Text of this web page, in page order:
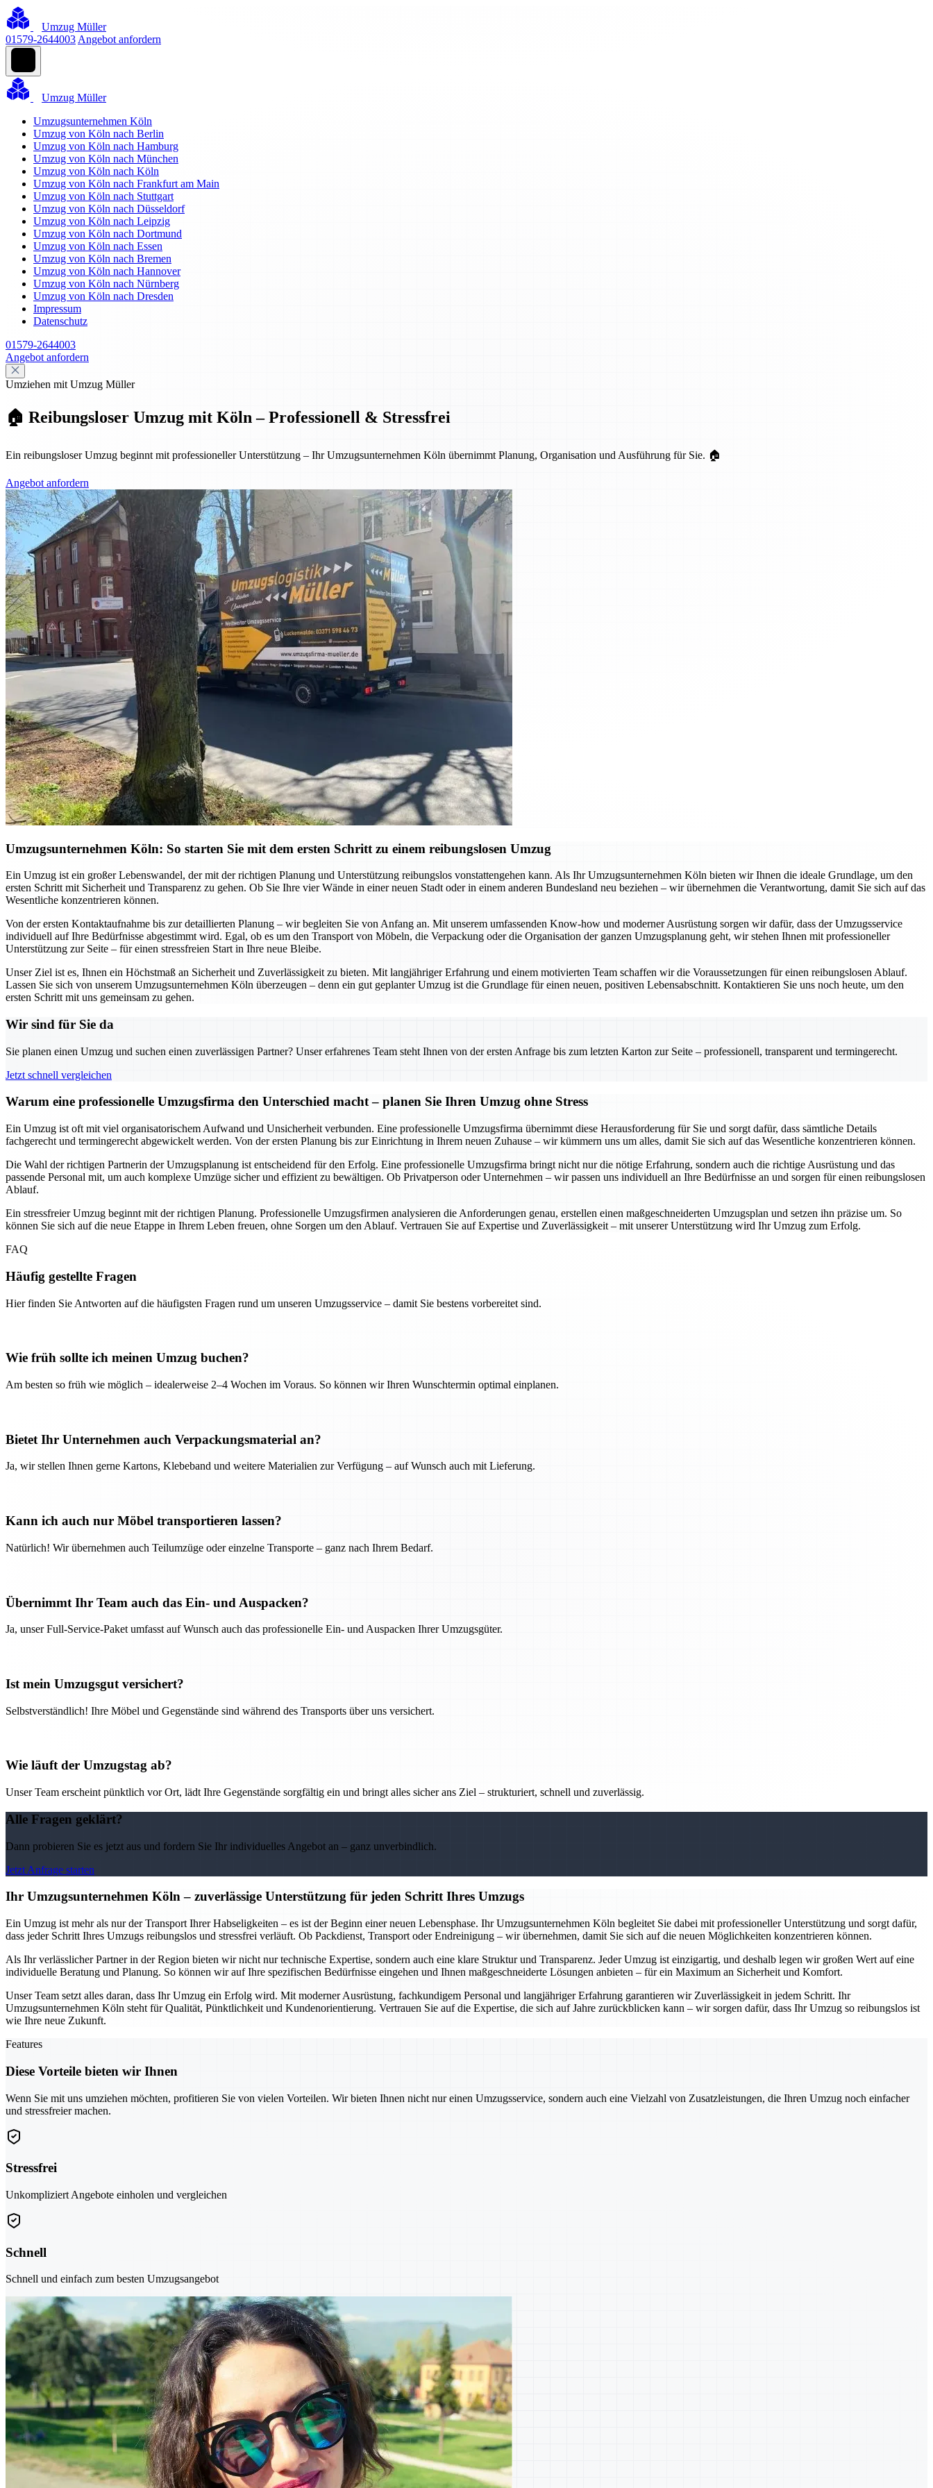
Umzug Müller
01579-2644003 Angebot anfordern
Umzug Müller
Umzugsunternehmen Köln
Umzug von Köln nach Berlin
Umzug von Köln nach Hamburg
Umzug von Köln nach München
Umzug von Köln nach Köln
Umzug von Köln nach Frankfurt am Main
Umzug von Köln nach Stuttgart
Umzug von Köln nach Düsseldorf
Umzug von Köln nach Leipzig
Umzug von Köln nach Dortmund
Umzug von Köln nach Essen
Umzug von Köln nach Bremen
Umzug von Köln nach Hannover
Umzug von Köln nach Nürnberg
Umzug von Köln nach Dresden
Impressum
Datenschutz
01579-2644003
Angebot anfordern
Umziehen mit Umzug Müller
🏠 Reibungsloser Umzug mit Köln – Professionell & Stressfrei
Ein reibungsloser Umzug beginnt mit professioneller Unterstützung – Ihr Umzugsunternehmen Köln übernimmt Planung, Organisation und Ausführung für Sie. 🏠
Angebot anfordern
Umzugsunternehmen Köln: So starten Sie mit dem ersten Schritt zu einem reibungslosen Umzug
Ein Umzug ist ein großer Lebenswandel, der mit der richtigen Planung und Unterstützung reibungslos vonstattengehen kann. Als Ihr Umzugsunternehmen Köln bieten wir Ihnen die ideale Grundlage, um den
ersten Schritt mit Sicherheit und Transparenz zu gehen. Ob Sie Ihre vier Wände in einer neuen Stadt oder in einem anderen Bundesland neu beziehen – wir übernehmen die Verantwortung, damit Sie sich auf das
Wesentliche konzentrieren können.
Von der ersten Kontaktaufnahme bis zur detaillierten Planung – wir begleiten Sie von Anfang an. Mit unserem umfassenden Know-how und moderner Ausrüstung sorgen wir dafür, dass der Umzugsservice
individuell auf Ihre Bedürfnisse abgestimmt wird. Egal, ob es um den Transport von Möbeln, die Verpackung oder die Organisation der ganzen Umzugsplanung geht, wir stehen Ihnen mit professioneller
Unterstützung zur Seite – für einen stressfreien Start in Ihre neue Bleibe.
Unser Ziel ist es, Ihnen ein Höchstmaß an Sicherheit und Zuverlässigkeit zu bieten. Mit langjähriger Erfahrung und einem motivierten Team schaffen wir die Voraussetzungen für einen reibungslosen Ablauf.
Lassen Sie sich von unserem Umzugsunternehmen Köln überzeugen – denn ein gut geplanter Umzug ist die Grundlage für einen neuen, positiven Lebensabschnitt. Kontaktieren Sie uns noch heute, um den
ersten Schritt mit uns gemeinsam zu gehen.
Wir sind für Sie da
Sie planen einen Umzug und suchen einen zuverlässigen Partner? Unser erfahrenes Team steht Ihnen von der ersten Anfrage bis zum letzten Karton zur Seite – professionell, transparent und termingerecht.
Jetzt schnell vergleichen
Warum eine professionelle Umzugsfirma den Unterschied macht – planen Sie Ihren Umzug ohne Stress
Ein Umzug ist oft mit viel organisatorischem Aufwand und Unsicherheit verbunden. Eine professionelle Umzugsfirma übernimmt diese Herausforderung für Sie und sorgt dafür, dass sämtliche Details
fachgerecht und termingerecht abgewickelt werden. Von der ersten Planung bis zur Einrichtung in Ihrem neuen Zuhause – wir kümmern uns um alles, damit Sie sich auf das Wesentliche konzentrieren können.
Die Wahl der richtigen Partnerin der Umzugsplanung ist entscheidend für den Erfolg. Eine professionelle Umzugsfirma bringt nicht nur die nötige Erfahrung, sondern auch die richtige Ausrüstung und das
passende Personal mit, um auch komplexe Umzüge sicher und effizient zu bewältigen. Ob Privatperson oder Unternehmen – wir passen uns individuell an Ihre Bedürfnisse an und sorgen für einen reibungslosen
Ablauf.
Ein stressfreier Umzug beginnt mit der richtigen Planung. Professionelle Umzugsfirmen analysieren die Anforderungen genau, erstellen einen maßgeschneiderten Umzugsplan und setzen ihn präzise um. So
können Sie sich auf die neue Etappe in Ihrem Leben freuen, ohne Sorgen um den Ablauf. Vertrauen Sie auf Expertise und Zuverlässigkeit – mit unserer Unterstützung wird Ihr Umzug zum Erfolg.
FAQ
Häufig gestellte Fragen
Hier finden Sie Antworten auf die häufigsten Fragen rund um unseren Umzugsservice – damit Sie bestens vorbereitet sind.
Wie früh sollte ich meinen Umzug buchen?
Am besten so früh wie möglich – idealerweise 2–4 Wochen im Voraus. So können wir Ihren Wunschtermin optimal einplanen.
Bietet Ihr Unternehmen auch Verpackungsmaterial an?
Ja, wir stellen Ihnen gerne Kartons, Klebeband und weitere Materialien zur Verfügung – auf Wunsch auch mit Lieferung.
Kann ich auch nur Möbel transportieren lassen?
Natürlich! Wir übernehmen auch Teilumzüge oder einzelne Transporte – ganz nach Ihrem Bedarf.
Übernimmt Ihr Team auch das Ein- und Auspacken?
Ja, unser Full-Service-Paket umfasst auf Wunsch auch das professionelle Ein- und Auspacken Ihrer Umzugsgüter.
Ist mein Umzugsgut versichert?
Selbstverständlich! Ihre Möbel und Gegenstände sind während des Transports über uns versichert.
Wie läuft der Umzugstag ab?
Unser Team erscheint pünktlich vor Ort, lädt Ihre Gegenstände sorgfältig ein und bringt alles sicher ans Ziel – strukturiert, schnell und zuverlässig.
Alle Fragen geklärt?
Dann probieren Sie es jetzt aus und fordern Sie Ihr individuelles Angebot an – ganz unverbindlich.
Jetzt Anfrage starten
Ihr Umzugsunternehmen Köln – zuverlässige Unterstützung für jeden Schritt Ihres Umzugs
Ein Umzug ist mehr als nur der Transport Ihrer Habseligkeiten – es ist der Beginn einer neuen Lebensphase. Ihr Umzugsunternehmen Köln begleitet Sie dabei mit professioneller Unterstützung und sorgt dafür,
dass jeder Schritt Ihres Umzugs reibungslos und stressfrei verläuft. Ob Packdienst, Transport oder Endreinigung – wir übernehmen, damit Sie sich auf die neuen Möglichkeiten konzentrieren können.
Als Ihr verlässlicher Partner in der Region bieten wir nicht nur technische Expertise, sondern auch eine klare Struktur und Transparenz. Jeder Umzug ist einzigartig, und deshalb legen wir großen Wert auf eine
individuelle Beratung und Planung. So können wir auf Ihre spezifischen Bedürfnisse eingehen und Ihnen maßgeschneiderte Lösungen anbieten – für ein Maximum an Sicherheit und Komfort.
Unser Team setzt alles daran, dass Ihr Umzug ein Erfolg wird. Mit moderner Ausrüstung, fachkundigem Personal und langjähriger Erfahrung garantieren wir Zuverlässigkeit in jedem Schritt. Ihr
Umzugsunternehmen Köln steht für Qualität, Pünktlichkeit und Kundenorientierung. Vertrauen Sie auf die Expertise, die sich auf Jahre zurückblicken kann – wir sorgen dafür, dass Ihr Umzug so reibungslos ist
wie Ihre neue Zukunft.
Features
Diese Vorteile bieten wir Ihnen
Wenn Sie mit uns umziehen möchten, profitieren Sie von vielen Vorteilen. Wir bieten Ihnen nicht nur einen Umzugsservice, sondern auch eine Vielzahl von Zusatzleistungen, die Ihren Umzug noch einfacher
und stressfreier machen.
Stressfrei
Unkompliziert Angebote einholen und vergleichen
Schnell
Schnell und einfach zum besten Umzugsangebot